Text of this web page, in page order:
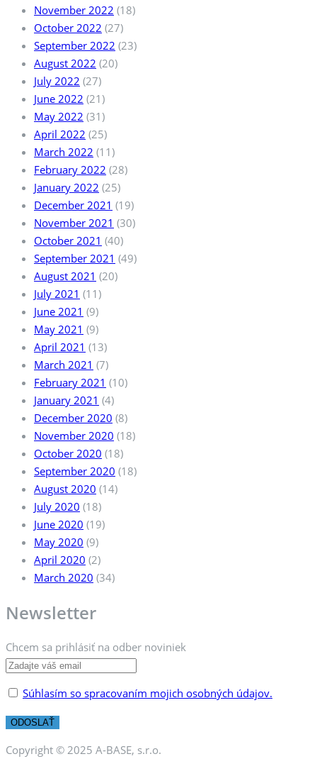
November 2022 (18)
October 2022 (27)
September 2022 (23)
August 2022 (20)
July 2022 (27)
June 2022 (21)
May 2022 (31)
April 2022 (25)
March 2022 (11)
February 2022 (28)
January 2022 (25)
December 2021 (19)
November 2021 (30)
October 2021 (40)
September 2021 (49)
August 2021 (20)
July 2021 (11)
June 2021 (9)
May 2021 (9)
April 2021 (13)
March 2021 (7)
February 2021 (10)
January 2021 (4)
December 2020 (8)
November 2020 (18)
October 2020 (18)
September 2020 (18)
August 2020 (14)
July 2020 (18)
June 2020 (19)
May 2020 (9)
April 2020 (2)
March 2020 (34)
Newsletter
Chcem sa prihlásiť na odber noviniek
Súhlasím so spracovaním mojich osobných údajov.
Copyright © 2025 A-BASE, s.r.o.